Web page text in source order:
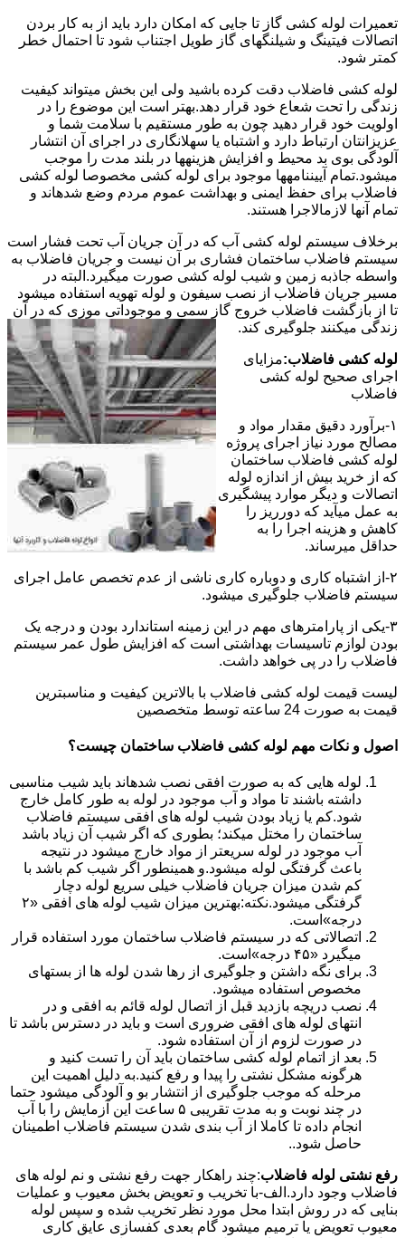
تعمیرات لوله کشی گاز تا جایی که امکان دارد باید از به کار بردن
اتصالات فیتینگ و شیلنگهای گاز طویل اجتناب شود تا احتمال خطر
کمتر شود.
لوله کشی فاضلاب دقت کرده باشید ولی این بخش میتواند کیفیت
زندگی را تحت شعاع خود قرار دهد.بهتر است این موضوع را در
اولویت خود قرار دهید چون به طور مستقیم با سلامت شما و
عزیزانتان ارتباط دارد و اشتباه یا سهلانگاری در اجرای آن انتشار
آلودگی بوی بد محیط و افزایش هزینهها در بلند مدت را موجب
میشود.تمام آییننامهها موجود برای لوله کشی مخصوصا لوله کشی
فاضلاب برای حفظ ایمنی و بهداشت عموم مردم وضع شدهاند و
تمام آنها لازمالاجرا هستند.
برخلاف سیستم لوله کشی آب که در آن جریان آب تحت فشار است
سیستم فاضلاب ساختمان فشاری بر آن نیست و جریان فاضلاب به
واسطه جاذبه زمین و شیب لوله کشی صورت میگیرد.البته در
مسیر جریان فاضلاب از نصب سیفون و لوله تهویه استفاده میشود
تا از بازگشت فاضلاب خروج گاز سمی و موجوداتی موزی که در آن
زندگی میکنند جلوگیری کند.
لوله کشی فاضلاب:مزایای
اجرای صحیح لوله کشی
فاضلاب
۱-برآورد دقیق مقدار مواد و
مصالح مورد نیاز اجرای پروژه
لوله کشی فاضلاب ساختمان
که از خرید بیش از اندازه لوله
اتصالات و دیگر موارد پیشگیری
به عمل میآید که دورریز را
کاهش و هزینه اجرا را به
حداقل میرساند.
۲-از اشتباه کاری و دوباره کاری ناشی از عدم تخصص عامل اجرای
سیستم فاضلاب جلوگیری میشود.
۳-یکی از پارامترهای مهم در این زمینه استاندارد بودن و درجه یک
بودن لوازم تاسیسات بهداشتی است که افزایش طول عمر سیستم
فاضلاب را در پی خواهد داشت.
لیست قیمت لوله کشی فاضلاب با بالاترین کیفیت و مناسبترین
قیمت به صورت 24 ساعته توسط متخصصین
اصول و نکات مهم لوله کشی فاضلاب ساختمان چیست؟
لوله هایی که به صورت افقی نصب شدهاند باید شیب مناسبی
داشته باشند تا مواد و آب موجود در لوله به طور کامل خارج
شود.کم یا زیاد بودن شیب لوله های افقی سیستم فاضلاب
ساختمان را مختل میکند؛ بطوری که اگر شیب آن زیاد باشد
آب موجود در لوله سریعتر از مواد خارج میشود در نتیجه
باعث گرفتگی لوله میشود.و همینطور اگر شیب کم باشد با
کم شدن میزان جریان فاضلاب خیلی سریع لوله دچار
گرفتگی میشود.نکته:بهترین میزان شیب لوله های افقی «۲
درجه»است.
اتصالاتی که در سیستم فاضلاب ساختمان مورد استفاده قرار
میگیرد «۴۵ درجه»است.
برای نگه داشتن و جلوگیری از رها شدن لوله ها از بستهای
مخصوص استفاده میشود.
نصب دریچه بازدید قبل از اتصال لوله قائم به افقی و در
انتهای لوله های افقی ضروری است و باید در دسترس باشد تا
در صورت لزوم از آن استفاده شود.
بعد از اتمام لوله کشی ساختمان باید آن را تست کنید و
هرگونه مشکل نشتی را پیدا و رفع کنید.به دلیل اهمیت این
مرحله که موجب جلوگیری از انتشار بو و آلودگی میشود حتما
در چند نوبت و به مدت تقریبی ۵ ساعت این آزمایش را با آب
انجام داده تا کاملا از آب بندی شدن سیستم فاضلاب اطمینان
حاصل شود..
رفع نشتی لوله فاضلاب:چند راهکار جهت رفع نشتی و نم لوله های
فاضلاب وجود دارد.الف-با تخریب و تعویض بخش معیوب و عملیات
بنایی که در روش ابتدا محل مورد نظر تخریب شده و سپس لوله
معیوب تعویض یا ترمیم میشود گام بعدی کفسازی عایق کاری